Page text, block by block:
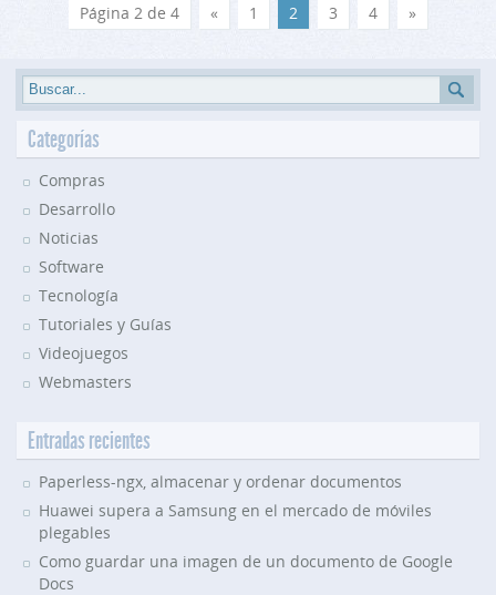
Página 2 de 4 « 1 2 3 4 »
Categorías
Compras
Desarrollo
Noticias
Software
Tecnología
Tutoriales y Guías
Videojuegos
Webmasters
Entradas recientes
Paperless-ngx, almacenar y ordenar documentos
Huawei supera a Samsung en el mercado de móviles
plegables
Como guardar una imagen de un documento de Google
Docs